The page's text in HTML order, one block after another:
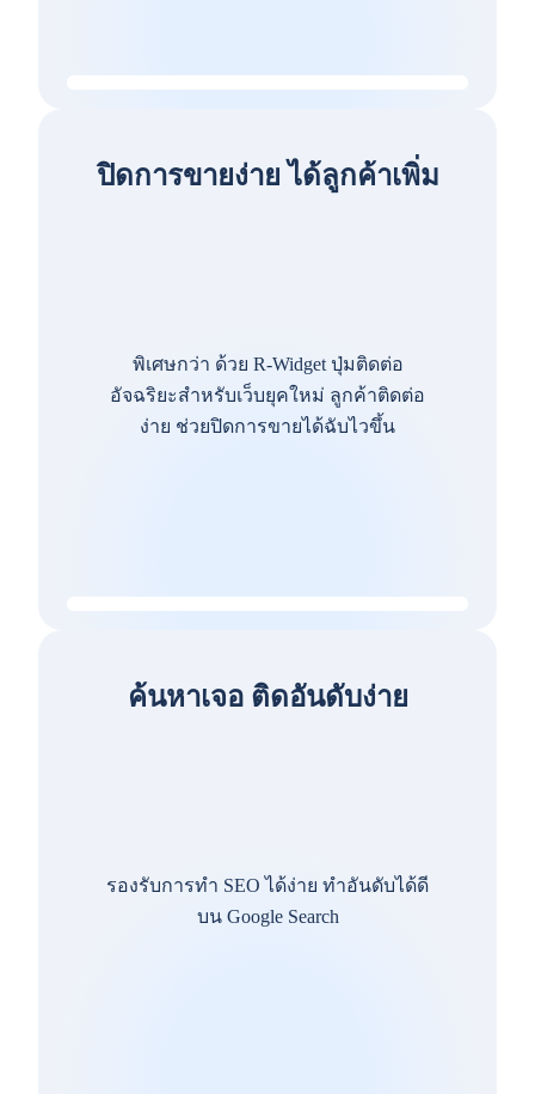
ปิดการขายง่าย ได้ลูกค้าเพิ่ม
พิเศษกว่า ด้วย R-Widget ปุ่มติดต่อ
อัจฉริยะสำหรับเว็บยุคใหม่ ลูกค้าติดต่อ
ง่าย ช่วยปิดการขายได้ฉับไวขึ้น
ค้นหาเจอ ติดอันดับง่าย
รองรับการทำ SEO ได้ง่าย ทำอันดับได้ดี
บน Google Search